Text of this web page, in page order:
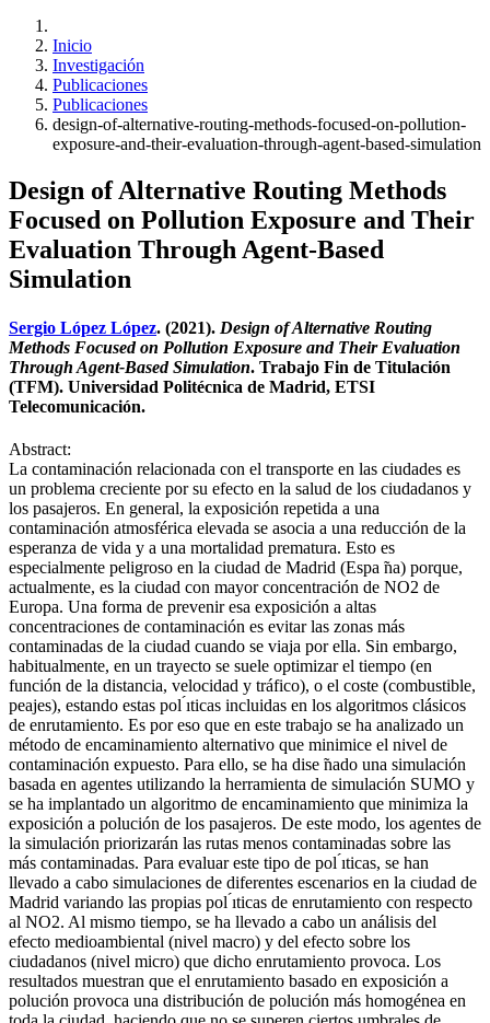
Inicio
Investigación
Publicaciones
Publicaciones
design-of-alternative-routing-methods-focused-on-pollution-
exposure-and-their-evaluation-through-agent-based-simulation
Design of Alternative Routing Methods
Focused on Pollution Exposure and Their
Evaluation Through Agent-Based
Simulation
Sergio López López. (2021). Design of Alternative Routing
Methods Focused on Pollution Exposure and Their Evaluation
Through Agent-Based Simulation. Trabajo Fin de Titulación
(TFM). Universidad Politécnica de Madrid, ETSI
Telecomunicación.
Abstract:
La contaminación relacionada con el transporte en las ciudades es
un problema creciente por su efecto en la salud de los ciudadanos y
los pasajeros. En general, la exposición repetida a una
contaminación atmosférica elevada se asocia a una reducción de la
esperanza de vida y a una mortalidad prematura. Esto es
especialmente peligroso en la ciudad de Madrid (Espa ̃na) porque,
actualmente, es la ciudad con mayor concentración de NO2 de
Europa. Una forma de prevenir esa exposición a altas
concentraciones de contaminación es evitar las zonas más
contaminadas de la ciudad cuando se viaja por ella. Sin embargo,
habitualmente, en un trayecto se suele optimizar el tiempo (en
función de la distancia, velocidad y tráfico), o el coste (combustible,
peajes), estando estas pol ́ıticas incluidas en los algoritmos clásicos
de enrutamiento. Es por eso que en este trabajo se ha analizado un
método de encaminamiento alternativo que minimice el nivel de
contaminación expuesto. Para ello, se ha dise ̃nado una simulación
basada en agentes utilizando la herramienta de simulación SUMO y
se ha implantado un algoritmo de encaminamiento que minimiza la
exposición a polución de los pasajeros. De este modo, los agentes de
la simulación priorizarán las rutas menos contaminadas sobre las
más contaminadas. Para evaluar este tipo de pol ́ıticas, se han
llevado a cabo simulaciones de diferentes escenarios en la ciudad de
Madrid variando las propias pol ́ıticas de enrutamiento con respecto
al NO2. Al mismo tiempo, se ha llevado a cabo un análisis del
efecto medioambiental (nivel macro) y del efecto sobre los
ciudadanos (nivel micro) que dicho enrutamiento provoca. Los
resultados muestran que el enrutamiento basado en exposición a
polución provoca una distribución de polución más homogénea en